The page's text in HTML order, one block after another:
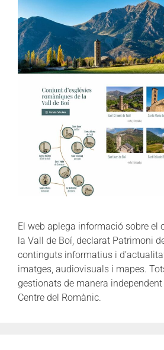
El web aplega informació sobre el
la Vall de Boí, declarat Patrimoni
continguts informatius i
imatges, audiovisuals i mapes.
gestionats de manera independent
Centre del Romànic.